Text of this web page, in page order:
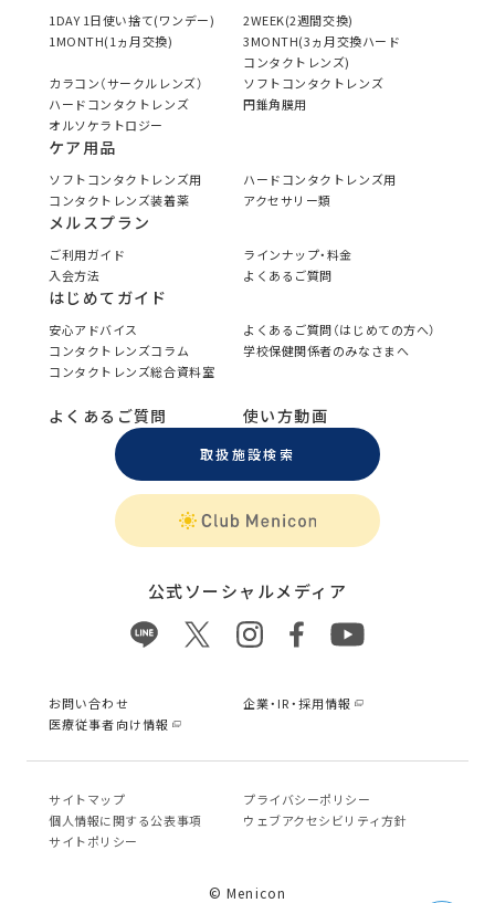
1DAY 1日使い捨て(ワンデー)
2WEEK(2週間交換)
1MONTH(1ヵ月交換)
3MONTH(3ヵ月交換ハード
コンタクトレンズ)
カラコン（サークルレンズ）
ソフトコンタクトレンズ
ハードコンタクトレンズ
円錐角膜用
オルソケラトロジー
ケア用品
ソフトコンタクトレンズ用
ハードコンタクトレンズ用
コンタクトレンズ装着薬
アクセサリー類
メルスプラン
ご利用ガイド
ラインナップ・料金
入会方法
よくあるご質問
はじめてガイド
安心アドバイス
よくあるご質問（はじめての方へ）
コンタクトレンズコラム
学校保健関係者のみなさまへ
コンタクトレンズ総合資料室
よくあるご質問 使い方動画
取扱施設検索
公式ソーシャルメディア
お問い合わせ
企業・IR・採用情報
医療従事者向け情報
サイトマップ
プライバシーポリシー
個⼈情報に関する公表事項
ウェブアクセシビリティ方針
サイトポリシー
© Menicon